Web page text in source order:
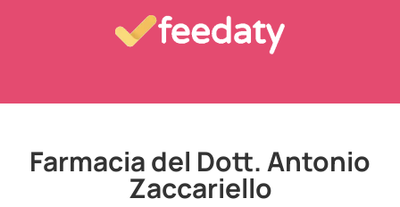
Farmacia del Dott. Antonio
Zaccariello